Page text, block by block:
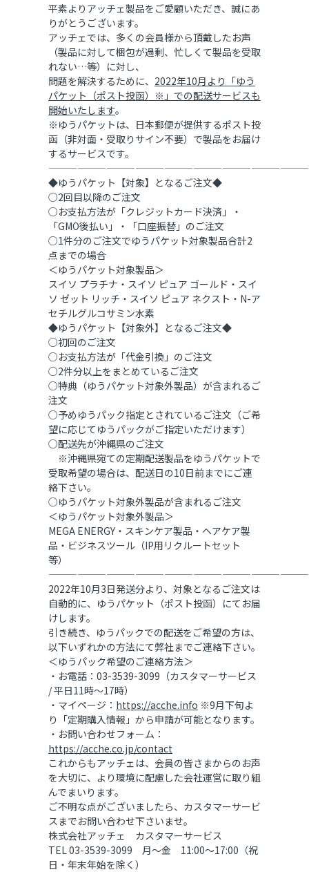
平素よりアッチェ製品をご愛顧いただき、誠にあ
りがとうございます。
アッチェでは、多くの会員様から頂戴したお声
（製品に対して梱包が過剰、忙しくて製品を受取
れない…等）に対し、
問題を解決するために、 2022年10月より「ゆう
パケット（ポスト投函）※」での配送サービスも
開始いたします。
※ゆうパケットは、日本郵便が提供するポスト投
函（非対面・受取りサイン不要）で製品をお届け
するサービスです。
◆ゆうパケット【対象】となるご注文◆
○2回目以降のご注文
○お支払方法が「クレジットカード決済」・
「GMO後払い」・「口座振替」のご注文
○1件分のご注文でゆうパケット対象製品合計2
点までの場合
＜ゆうパケット対象製品＞
スイソ プラチナ・スイソ ピュア ゴールド・スイ
ソ ゼット リッチ・スイソ ピュア ネクスト・N-ア
セチルグルコサミン水素
◆ゆうパケット【対象外】となるご注文◆
○初回のご注文
○お支払方法が「代金引換」のご注文
○2件分以上をまとめているご注文
○特典（ゆうパケット対象外製品）が含まれるご
注文
○予めゆうパック指定とされているご注文（ご希
望に応じてゆうパックがご指定いただけます）
○配送先が沖縄県のご注文
※沖縄県宛ての定期配送製品をゆうパケットで
受取希望の場合は、配送日の10日前までにご連
絡下さい。
○ゆうパケット対象外製品が含まれるご注文
＜ゆうパケット対象外製品＞
MEGA ENERGY・スキンケア製品・ヘアケア製
品・ビジネスツール（IP用リクルートセット
等）
2022年10月3日発送分より、対象となるご注文は
自動的に、ゆうパケット（ポスト投函）にてお届
けします。
引き続き、ゆうパックでの配送をご希望の方は、
以下いずれかの方法にて弊社までご連絡下さい。
＜ゆうパック希望のご連絡方法＞
・お電話：03-3539-3099（カスタマーサービス
/ 平日11時～17時）
・マイページ： https://acche.info ※9月下旬よ
り「定期購入情報」から申請が可能となります。
・お問い合わせフォーム：
https://acche.co.jp/contact
これからもアッチェは、会員の皆さまからのお声
を大切に、より環境に配慮した会社運営に取り組
んでまいります。
ご不明な点がございましたら、カスタマーサービ
スまでお問い合わせ下さいませ。
株式会社アッチェ カスタマーサービス
TEL 03-3539-3099 月～金 11:00～17:00（祝
日・年末年始を除く）